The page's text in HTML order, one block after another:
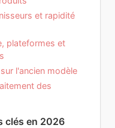
et rapidité
plateformes et
l'ancien modèle
des
clés en 2026